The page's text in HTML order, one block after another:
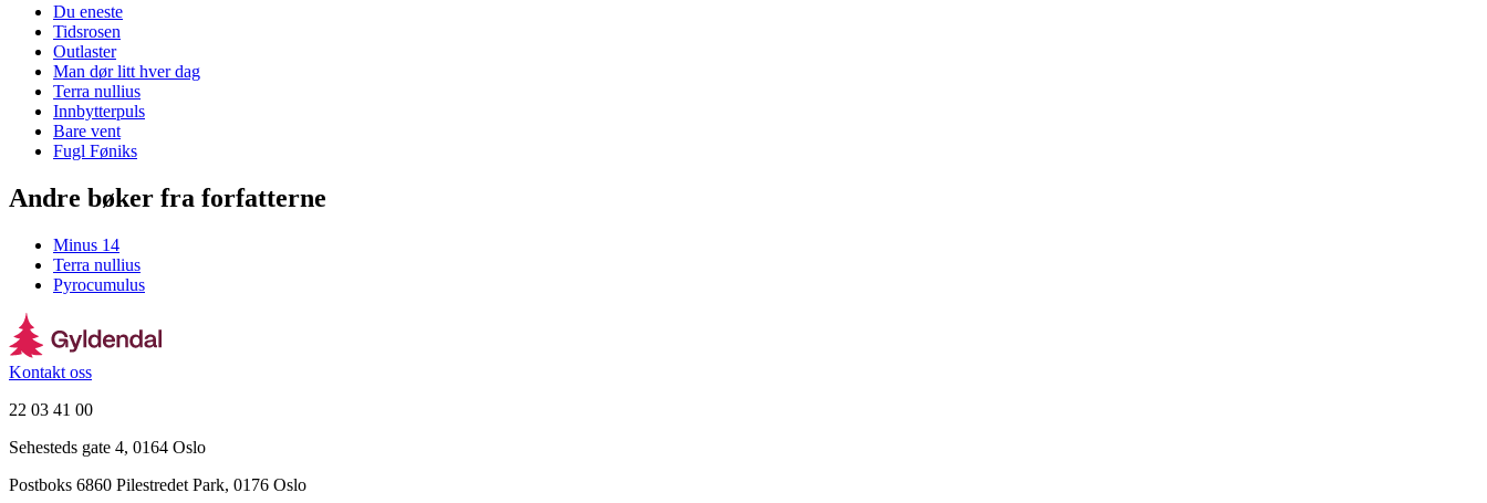
Du eneste
Tidsrosen
Outlaster
Man dør litt hver dag
Terra nullius
Innbytterpuls
Bare vent
Fugl Føniks
Andre bøker fra forfatterne
Minus 14
Terra nullius
Pyrocumulus
Kontakt oss
22 03 41 00
Sehesteds gate 4, 0164 Oslo
Postboks 6860 Pilestredet Park, 0176 Oslo